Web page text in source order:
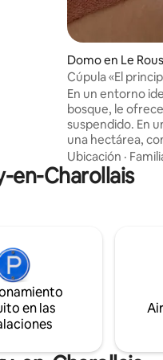
Domo en Le
Cúpula «El
En un entorno
bosque, le
suspendido. En una parcela arbolada de
una hectárea,
compuesta por 4
La Cúpula: "Le Petit
disfrutar de una
Posibilidad de
cena. -
Ubicación ·
en-Charollais
en las